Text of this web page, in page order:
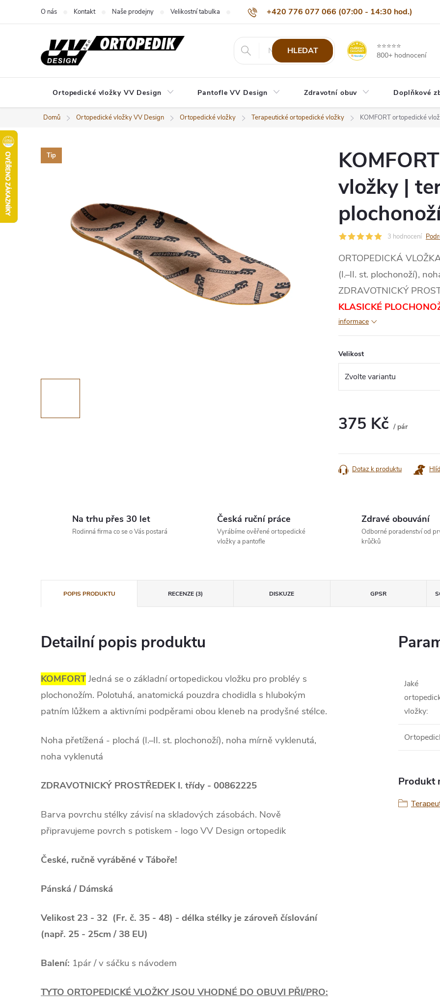
+420 776 077 066 (07:00 - 14:30 hod.)
info@eshop-vvdesign.cz
O nás Kontakt Naše prodejny Velikostní tabulka Nejčastější dotazy Naši odběratelé Doprava a platba
HLEDAT
⭐⭐⭐⭐⭐
800+ hodnocení
Ortopedické vložky VV Design Pantofle VV Design Zdravotní obuv Doplňkové
Domů Ortopedické vložky VV Design Ortopedické vložky Terapeutické ortopedické vložky KOMFORT ortopedické
Tip
vložky |
3 hodnocení
ORTOPEDICKÁ
(I.–II. st. plochonoží),
ZDRAVOTNICKÝ
KLASICKÉ
informace
Velikost
375 Kč / pár
Dotaz k produktu
Na trhu přes 30 let
Rodinná firma co se o Vás postará
Česká ruční práce
Vyrábíme ověřené ortopedické
vložky a pantofle
Zdravé obouvání
Odborné poradenství od
krůčků
POPIS PRODUKTU RECENZE (3) DISKUZE GPSR
Detailní popis produktu
KOMFORTJedná se o základní ortopedickou vložku pro probléy s
plochonožím. Polotuhá, anatomická pouzdra chodidla s hlubokým
patním lůžkem a aktivními podpěrami obou kleneb na prodyšné stélce.
Noha přetížená - plochá (I.–II. st. plochonoží), noha mírně vyklenutá,
noha vyklenutá
ZDRAVOTNICKÝ PROSTŘEDEK I. třídy - 00862225
Barva povrchu stélky závisí na skladových zásobách. Nově
připravujeme povrch s potiskem - logo VV Design ortopedik
České, ručně vyráběné v Táboře!
Pánská / Dámská
Velikost 23 - 32 (Fr. č. 35 - 48) - délka stélky je zároveň číslování
(např. 25 - 25cm / 38 EU)
Balení: 1pár / v sáčku s návodem
TYTO ORTOPEDICKÉ VLOŽKY JSOU VHODNÉ DO OBUVI PŘI/PRO:
Jaké
vložky:
Produkt